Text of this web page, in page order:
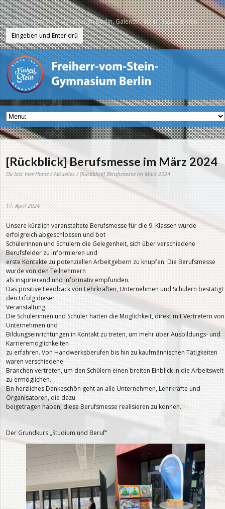
Freiherr-vom-Stein-Gymnasium Berlin, Galenstr. 40-44, 13597 Berlin
[Rückblick] Berufsmesse im März 2024
Du bist hier:Home/Aktuelles/ [Rückblick] Berufsmesse im März 2024
17. April 2024
Unsere kürzlich veranstaltete Berufsmesse für die 9. Klassen wurde
erfolgreich abgeschlossen und bot
Schülerinnen und Schülern die Gelegenheit, sich über verschiedene
Berufsfelder zu informieren und
erste Kontakte zu potenziellen Arbeitgebern zu knüpfen. Die Berufsmesse
wurde von den Teilnehmern
als inspirierend und informativ empfunden.
Das positive Feedback von Lehrkräften, Unternehmen und Schülern bestätigt
den Erfolg dieser
Veranstaltung.
Die Schülerinnen und Schüler hatten die Möglichkeit, direkt mit Vertretern von
Unternehmen und
Bildungseinrichtungen in Kontakt zu treten, um mehr über Ausbildungs- und
Karrieremöglichkeiten
zu erfahren. Von Handwerksberufen bis hin zu kaufmännischen Tätigkeiten
waren verschiedene
Branchen vertreten, um den Schülern einen breiten Einblick in die Arbeitswelt
zu ermöglichen.
Ein herzliches Dankeschön geht an alle Unternehmen, Lehrkräfte und
Organisatoren, die dazu
beigetragen haben, diese Berufsmesse realisieren zu können.
Der Grundkurs „Studium und Beruf“